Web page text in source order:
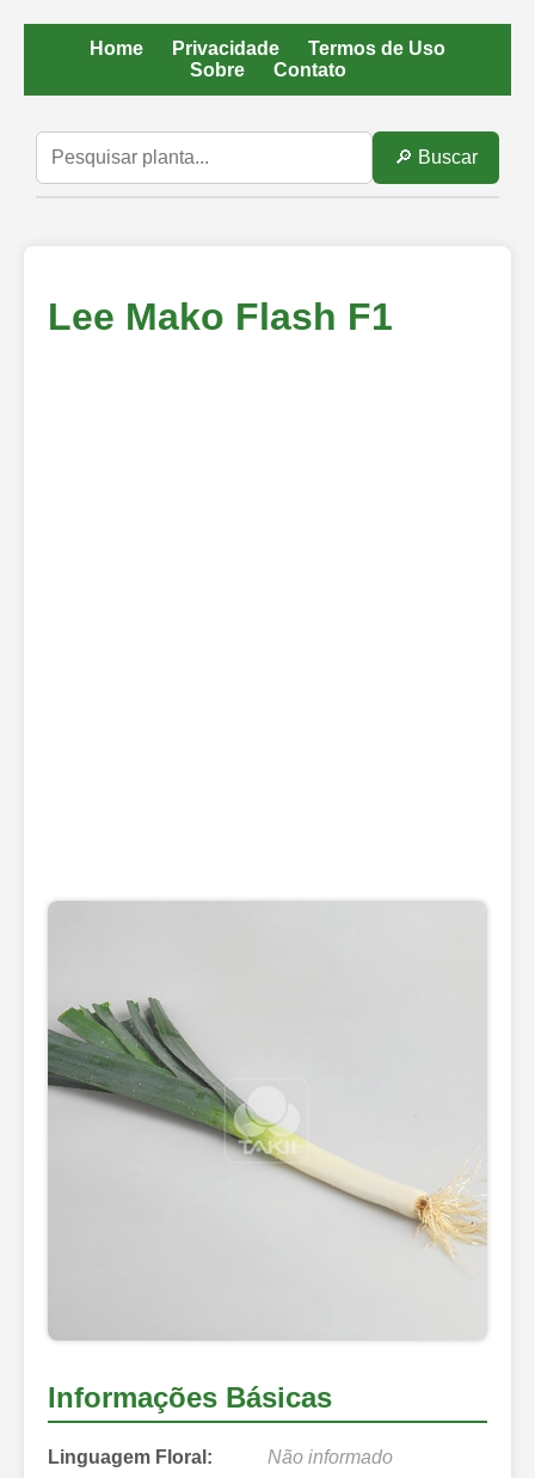
Home Privacidade
Termos de Uso
Sobre
Contato
🔎 Buscar
Lee Mako Flash F1
Informações Básicas
Linguagem Floral:
Não informado